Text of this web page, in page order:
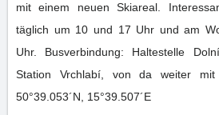
mit einem neuen Skiareal.
täglich um 10 und 17 Uhr und am
Uhr. Busverbindung: Haltestelle
Station Vrchlabí, von da weiter
50°39.053´N, 15°39.507´E